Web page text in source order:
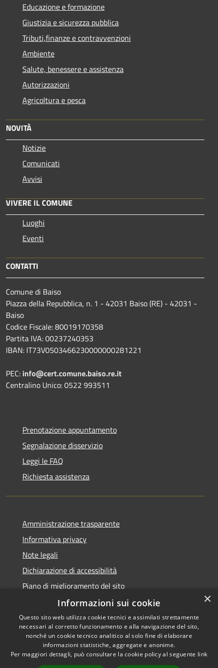
Educazione e formazione
Giustizia e sicurezza pubblica
Tributi,finanze e contravvenzioni
Ambiente
Salute, benessere e assistenza
Autorizzazioni
Agricoltura e pesca
NOVITÀ
Notizie
Comunicati
Avvisi
VIVERE IL COMUNE
Luoghi
Eventi
CONTATTI
Comune di Baiso
Piazza della Repubblica, n. 1 - 42031 Baiso (RE) - 42031 -
Baiso
Codice Fiscale: 80019170358
Partita IVA: 00237240353
IBAN: IT73V0503466230000000281221
PEC: info@cert.comune.baiso.re.it
Centralino Unico: 0522 993511
Prenotazione appuntamento
Segnalazione disservizio
Leggi le FAQ
Richiesta assistenza
Amministrazione trasparente
Informativa privacy
Note legali
Dichiarazione di accessibilità
Piano di miglioramento del sito
Accessibilità
Privacy
Copyright © 2026 • Comune di
Baiso • Powered by
Municipium•Accesso
×
Informazioni sui cookie
Questo sito web utilizza cookie tecnici e assimilati strettamente
necessari al corretto funzionamento e alla navigazione del sito,
nonché un cookie tecnico analitico al solo fine di elaborare
informazioni statistiche, aggregate e anonime.
Per maggiori dettagli, può consultare la cookie policy al seguente link